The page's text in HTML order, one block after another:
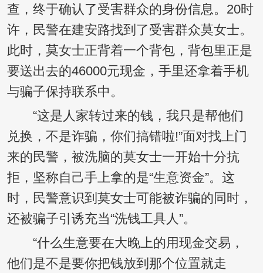
查，终于确认了受害群众的身份信息。20时
许，民警在建安路找到了受害群众莫女士。
此时，莫女士正背着一个背包，背包里正是
要送出去的46000元现金，手里还拿着手机
与骗子保持联系中。
“这是人家转过来的钱，我只是帮他们
兑换，不是诈骗，你们搞错啦!”面对找上门
来的民警，被洗脑的莫女士一开始十分抗
拒，坚称自己手上拿的是“生意资金”。这
时，民警意识到莫女士可能被诈骗的同时，
还被骗子引诱充当“洗钱工具人”。
“什么生意要在大晚上的用现金交易，
他们是不是要你把钱放到那个位置就走